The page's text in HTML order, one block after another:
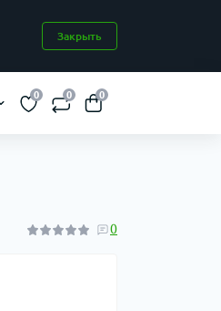
Закрыть
0 0 0
0